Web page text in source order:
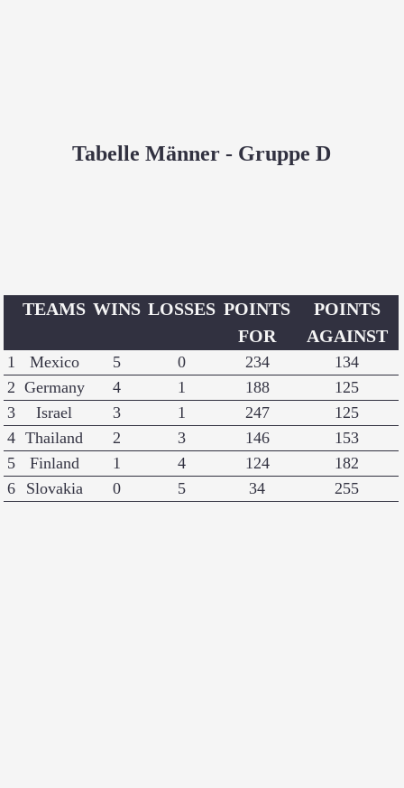
Tabelle Männer - Gruppe D
TEAMS WINS LOSSES POINTS
FOR
POINTS
AGAINST
1 Mexico 5 0 234
134
2 Germany 4 1 188
125
3
Israel 3 1 247
125
4 Thailand 2 3 146
153
5
Finland 1 4 124
182
6
Slovakia 0 5 34 255